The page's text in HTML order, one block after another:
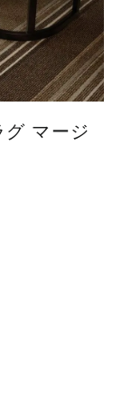
グ マージ